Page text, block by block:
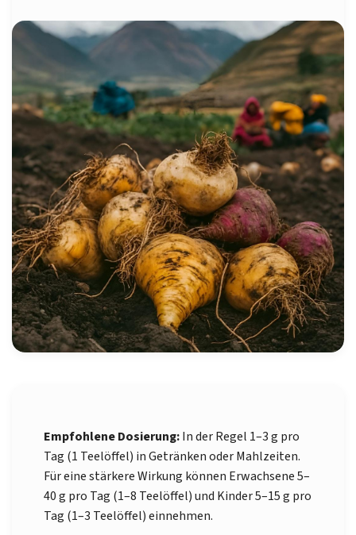
Empfohlene Dosierung:In der Regel 1–3 g pro
Tag (1 Teelöffel) in Getränken oder Mahlzeiten.
Für eine stärkere Wirkung können Erwachsene 5–
40 g pro Tag (1–8 Teelöffel) und Kinder 5–15 g pro
Tag (1–3 Teelöffel) einnehmen.